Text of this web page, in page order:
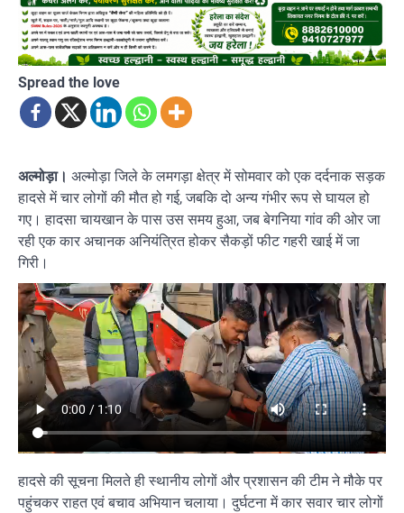
Spread the love
अल्मोड़ा। अल्मोड़ा जिले के लमगड़ा क्षेत्र में सोमवार को एक दर्दनाक सड़क
हादसे में चार लोगों की मौत हो गई, जबकि दो अन्य गंभीर रूप से घायल हो
गए। हादसा चायखान के पास उस समय हुआ, जब बेगनिया गांव की ओर जा
रही एक कार अचानक अनियंत्रित होकर सैकड़ों फीट गहरी खाई में जा
गिरी।
हादसे की सूचना मिलते ही स्थानीय लोगों और प्रशासन की टीम ने मौके पर
पहुंचकर राहत एवं बचाव अभियान चलाया। दुर्घटना में कार सवार चार लोगों